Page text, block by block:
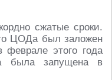
сжатые сроки.
ЦОДа был заложен
этого года
была запущена в